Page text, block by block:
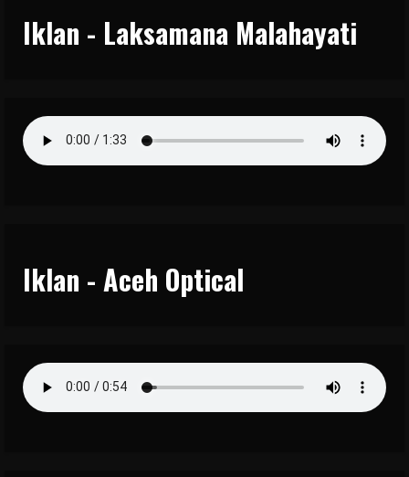
Iklan - Laksamana Malahayati
Iklan - Aceh Optical